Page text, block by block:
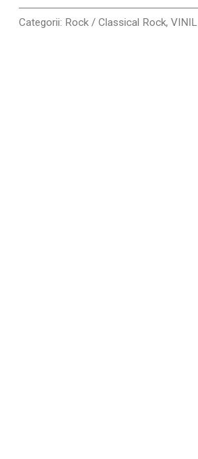
Categorii: Rock / Classical Rock,VINIL